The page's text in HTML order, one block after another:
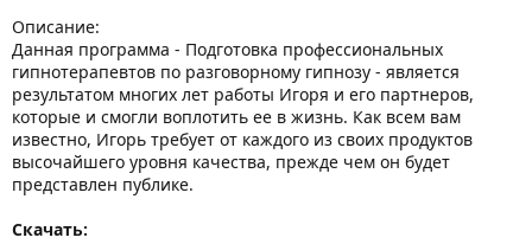
Описание:
Данная программа - Подготовка профессиональных
гипнотерапевтов по разговорному гипнозу - является
результатом многих лет работы Игоря и его партнеров,
которые и смогли воплотить ее в жизнь. Как всем вам
известно, Игорь требует от каждого из своих продуктов
высочайшего уровня качества, прежде чем он будет
представлен публике.
Скачать: